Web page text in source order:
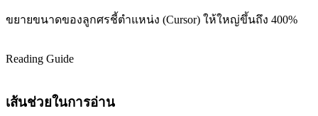
ขยายขนาดของลูกศรชี้ตำแหน่ง (Cursor) ให้ใหญ่ขึ้นถึง 400%
Reading Guide
เส้นช่วยในการอ่าน